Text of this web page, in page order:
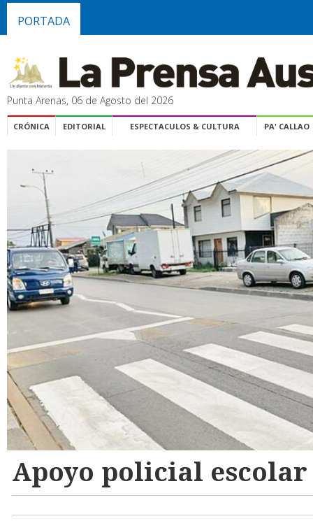
PORTADA
Punta Arenas, 06 de Agosto del 2026
CRÓNICA EDITORIAL ESPECTACULOS & CULTURA PA' CALLAO
Apoyo policial escolar